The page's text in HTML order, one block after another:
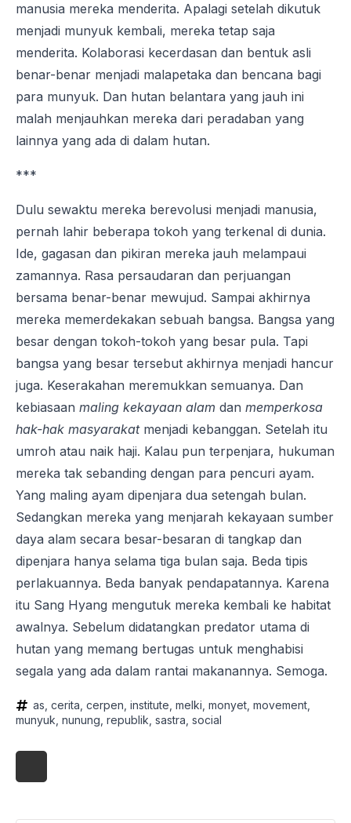
manusia mereka menderita. Apalagi setelah dikutuk
menjadi munyuk kembali, mereka tetap saja
menderita. Kolaborasi kecerdasan dan bentuk asli
benar-benar menjadi malapetaka dan bencana bagi
para munyuk. Dan hutan belantara yang jauh ini
malah menjauhkan mereka dari peradaban yang
lainnya yang ada di dalam hutan.
***
Dulu sewaktu mereka berevolusi menjadi manusia,
pernah lahir beberapa tokoh yang terkenal di dunia.
Ide, gagasan dan pikiran mereka jauh melampaui
zamannya. Rasa persaudaran dan perjuangan
bersama benar-benar mewujud. Sampai akhirnya
mereka memerdekakan sebuah bangsa. Bangsa yang
besar dengan tokoh-tokoh yang besar pula. Tapi
bangsa yang besar tersebut akhirnya menjadi hancur
juga. Keserakahan meremukkan semuanya. Dan
kebiasaan maling kekayaan alam dan memperkosa
hak-hak masyarakatmenjadi kebanggan. Setelah itu
umroh atau naik haji. Kalau pun terpenjara, hukuman
mereka tak sebanding dengan para pencuri ayam.
Yang maling ayam dipenjara dua setengah bulan.
Sedangkan mereka yang menjarah kekayaan sumber
daya alam secara besar-besaran di tangkap dan
dipenjara hanya selama tiga bulan saja. Beda tipis
perlakuannya. Beda banyak pendapatannya. Karena
itu Sang Hyang mengutuk mereka kembali ke habitat
awalnya. Sebelum didatangkan predator utama di
hutan yang memang bertugas untuk menghabisi
segala yang ada dalam rantai makanannya. Semoga.
as cerita cerpen institute melki monyet movement
munyuk nunung republik sastra social